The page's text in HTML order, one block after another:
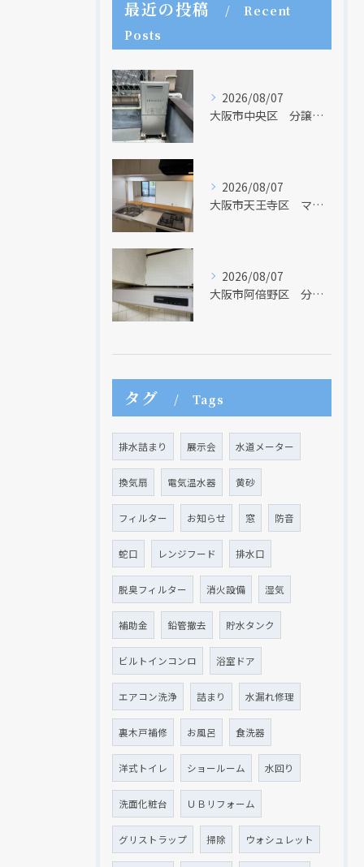
最近の投稿
Recent
Posts
2026/08/07
大阪市中央区 分譲マンションの給湯器取替リフォーム工事 UV除菌機能搭載給湯器
2026/08/07
大阪市天王寺区 マンションのキッチン取替及び内装リフォーム工事 クリナップ
2026/08/07
大阪市阿倍野区 分譲マンションのレンジフード取替リフォーム工事 タカラスタンダード
タグ Tags
排水詰まり 展示会 水道メーター
換気扇 電気温水器 黄砂
フィルター お知らせ 窓 防音
蛇口 レンジフード 排水口
脱臭フィルター 消火設備 湿気
補助金 鉛管撤去 貯水タンク
ビルトインコンロ 浴室ドア
エアコン洗浄 詰まり 水漏れ修理
裏木戸補修 お風呂 食洗器
洋式トイレ ショールーム 水回り
洗面化粧台 ＵＢリフォーム
グリストラップ 掃除 ウォシュレット
クリックでチラシのページにジャンプします
クリックでチラシのページにジャンプします